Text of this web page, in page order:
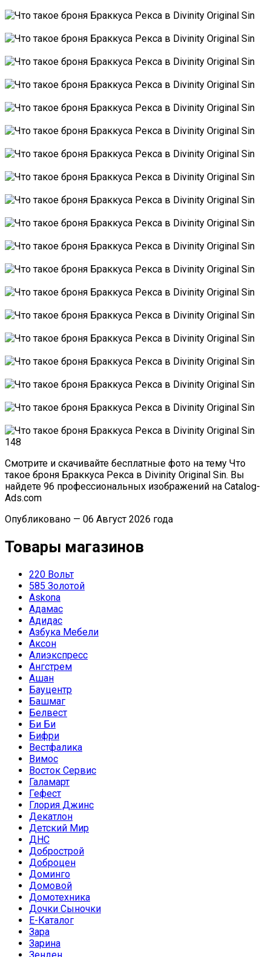
Смотрите и скачивайте бесплатные фото на тему Что
такое броня Браккуса Рекса в Divinity Original Sin. Вы
найдете 96 профессиональных изображений на Catalog-
Ads.com
Опубликовано — 06 Август 2026 года
Товары магазинов
220 Вольт
585 Золотой
Askona
Адамас
Адидас
Азбука Мебели
Аксон
Алиэкспресс
Ангстрем
Ашан
Бауцентр
Башмаг
Белвест
Би Би
Бифри
Вестфалика
Вимос
Восток Сервис
Галамарт
Гефест
Глория Джинс
Декатлон
Детский Мир
ДНС
Добрострой
Доброцен
Доминго
Домовой
Домотехника
Дочки Сыночки
Е-Каталог
Зара
Зарина